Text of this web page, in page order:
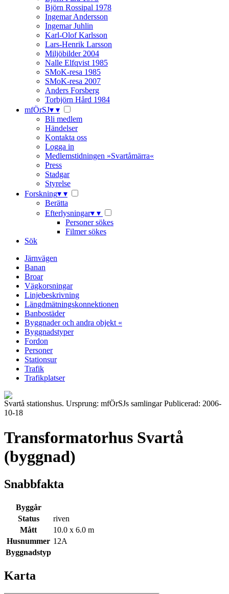
Björn Rossipal 1978
Ingemar Andersson
Ingemar Juhlin
Karl-Olof Karlsson
Lars-Henrik Larsson
Miljöbilder 2004
Nalle Elfqvist 1985
SMoK-resa 1985
SMoK-resa 2007
Anders Forsberg
Torbjörn Hård 1984
mfÖrSJ▾ ▾
Bli medlem
Händelser
Kontakta oss
Logga in
Medlemstidningen »Svartåmärra«
Press
Stadgar
Styrelse
Forskning▾ ▾
Berätta
Efterlysningar▾ ▾
Personer sökes
Filmer sökes
Sök
Järnvägen
Banan
Broar
Vägkorsningar
Linjebeskrivning
Längdmätningskonnektionen
Banbostäder
Byggnader och andra objekt «
Byggnadstyper
Fordon
Personer
Stationsur
Trafik
Trafikplatser
Svartå stationshus. Ursprung: mfÖrSJs samlingar Publicerad: 2006-
10-18
Transformatorhus Svartå
(byggnad)
Snabbfakta
Byggår
Status
riven
Mått
10.0 x 6.0 m
Husnummer 12A
Byggnadstyp
Karta